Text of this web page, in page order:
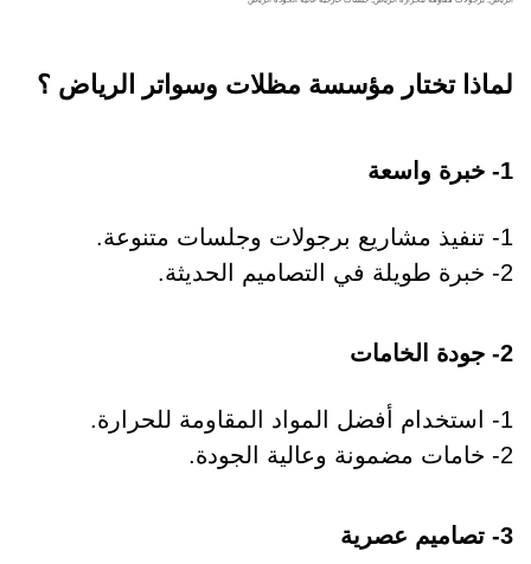
لماذا تختار مؤسسة مظلات وسواتر الرياض ؟
1- خبرة واسعة
1- تنفيذ مشاريع برجولات وجلسات متنوعة.
2- خبرة طويلة في التصاميم الحديثة.
2- جودة الخامات
1- استخدام أفضل المواد المقاومة للحرارة.
2- خامات مضمونة وعالية الجودة.
3- تصاميم عصرية